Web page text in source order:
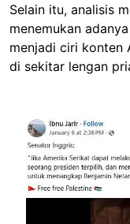
Selain itu, analisis
menemukan adanya
menjadi ciri konten
di sekitar lengan
Image